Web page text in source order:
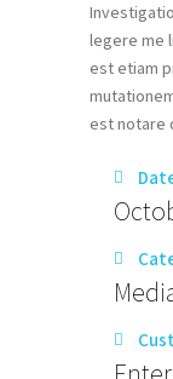
legere me
est etiam
est notare